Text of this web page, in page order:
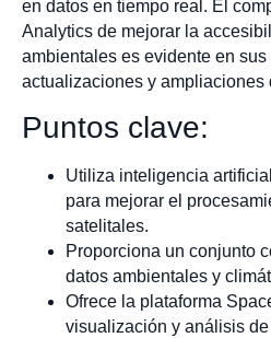
en datos en tiempo real. El
Analytics de mejorar la
ambientales es evidente en
actualizaciones y ampliaciones
Puntos clave:
Utiliza inteligencia
para mejorar el
satelitales.
Proporciona un conjunto
datos ambientales y
Ofrece la plataforma
visualización y análisis